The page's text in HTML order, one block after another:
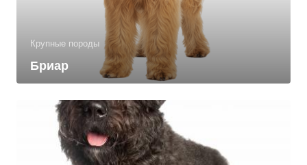
Крупные породы
Бриар